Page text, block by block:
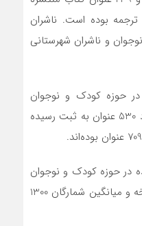
و 501 عنوان ترجمه بوده است. ناشران
و نوجوان و ناشران شهرستانی
حوزه کودک و نوجوان
کمتر از تجدید چاپی‌ها و در حدود 530 عنوان به ثبت رسیده
در حوزه کودک و نوجوان
یک میلیون و 615 هزار و 610 نسخه و میانگین شمارگان 1300